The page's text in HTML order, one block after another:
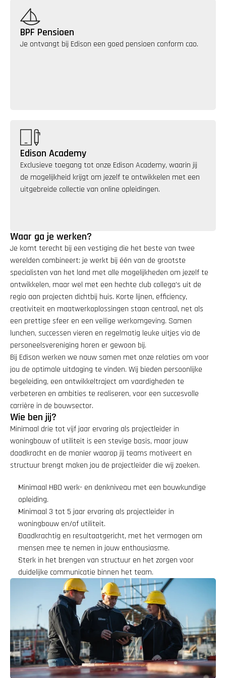
BPF Pensioen
Je ontvangt bij Edison een goed pensioen conform cao.
Edison Academy
Exclusieve toegang tot onze Edison Academy, waarin jij
de mogelijkheid krijgt om jezelf te ontwikkelen met een
uitgebreide collectie van online opleidingen.
Waar ga je werken?
Je komt terecht bij een vestiging die het beste van twee
werelden combineert: je werkt bij één van de grootste
specialisten van het land met alle mogelijkheden om jezelf te
ontwikkelen, maar wel met een hechte club collega's uit de
regio aan projecten dichtbij huis. Korte lijnen, efficiency,
creativiteit en maatwerkoplossingen staan centraal, net als
een prettige sfeer en een veilige werkomgeving. Samen
lunchen, successen vieren en regelmatig leuke uitjes via de
personeelsvereniging horen er gewoon bij.
Bij Edison werken we nauw samen met onze relaties om voor
jou de optimale uitdaging te vinden. Wij bieden persoonlijke
begeleiding, een ontwikkeltraject om vaardigheden te
verbeteren en ambities te realiseren, voor een succesvolle
carrière in de bouwsector.
Wie ben jij?
Minimaal drie tot vijf jaar ervaring als projectleider in
woningbouw of utiliteit is een stevige basis, maar jouw
daadkracht en de manier waarop jij teams motiveert en
structuur brengt maken jou de projectleider die wij zoeken.
Minimaal HBO werk- en denkniveau met een bouwkundige
opleiding.
Minimaal 3 tot 5 jaar ervaring als projectleider in
woningbouw en/of utiliteit.
Daadkrachtig en resultaatgericht, met het vermogen om
mensen mee te nemen in jouw enthousiasme.
Sterk in het brengen van structuur en het zorgen voor
duidelijke communicatie binnen het team.